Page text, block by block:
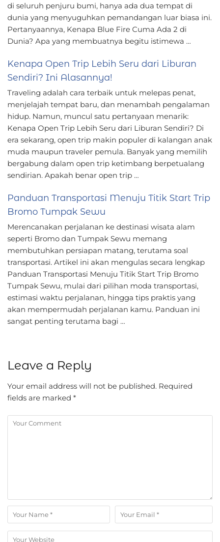
di seluruh penjuru bumi, hanya ada dua tempat di
dunia yang menyuguhkan pemandangan luar biasa ini.
Pertanyaannya, Kenapa Blue Fire Cuma Ada 2 di
Dunia? Apa yang membuatnya begitu istimewa …
Kenapa Open Trip Lebih Seru dari Liburan
Sendiri? Ini Alasannya!
Traveling adalah cara terbaik untuk melepas penat,
menjelajah tempat baru, dan menambah pengalaman
hidup. Namun, muncul satu pertanyaan menarik:
Kenapa Open Trip Lebih Seru dari Liburan Sendiri? Di
era sekarang, open trip makin populer di kalangan anak
muda maupun traveler pemula. Banyak yang memilih
bergabung dalam open trip ketimbang berpetualang
sendirian. Apakah benar open trip …
Panduan Transportasi Menuju Titik Start Trip
Bromo Tumpak Sewu
Merencanakan perjalanan ke destinasi wisata alam
seperti Bromo dan Tumpak Sewu memang
membutuhkan persiapan matang, terutama soal
transportasi. Artikel ini akan mengulas secara lengkap
Panduan Transportasi Menuju Titik Start Trip Bromo
Tumpak Sewu, mulai dari pilihan moda transportasi,
estimasi waktu perjalanan, hingga tips praktis yang
akan mempermudah perjalanan kamu. Panduan ini
sangat penting terutama bagi …
Leave a Reply
Your email address will not be published. Required
fields are marked *